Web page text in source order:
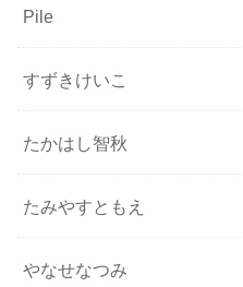
Pile
すずきけいこ
たかはし智秋
たみやすともえ
やなせなつみ